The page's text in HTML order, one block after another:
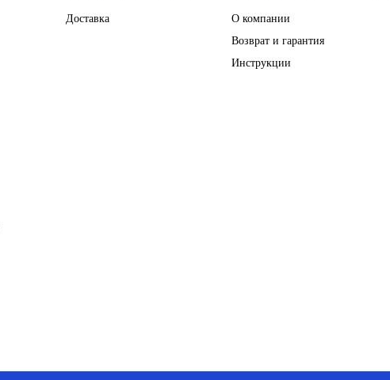
Доставка
О компании
Возврат и гарантия
Инструкции